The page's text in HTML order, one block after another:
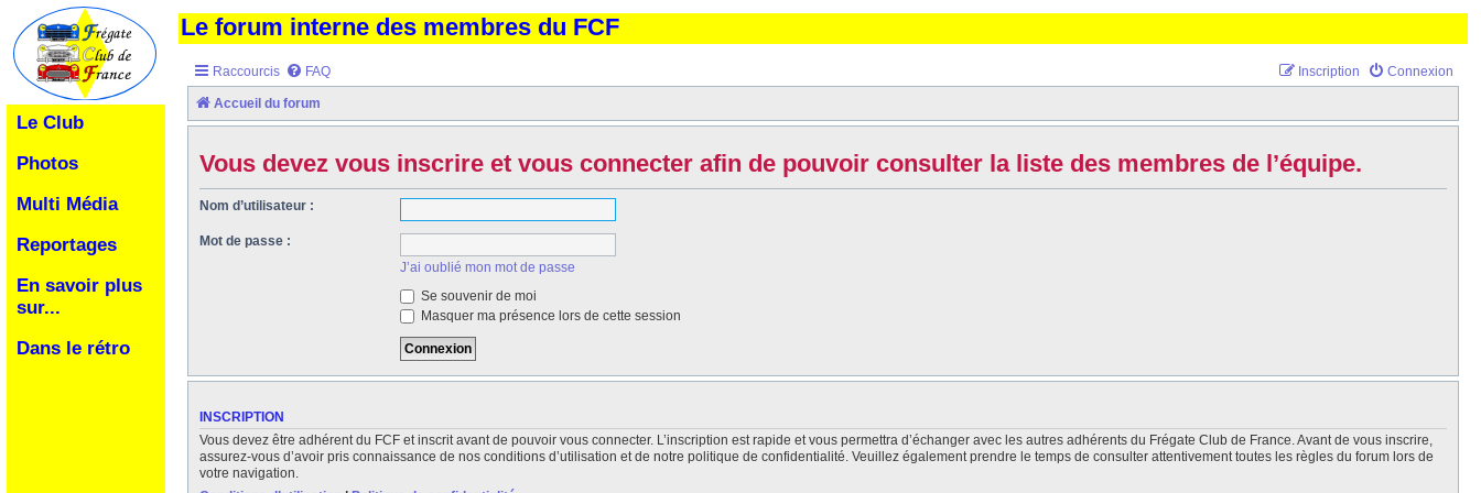
Le Club
Photos
Multi Média
Reportages
En savoir plus
sur...
Dans le rétro
Le forum interne des membres du FCF
Raccourcis FAQ Connexion
Inscription
Accueil du forum
Vous devez vous inscrire et vous connecter afin de pouvoir consulter la liste des membres de l’équipe.
Nom d’utilisateur :
Mot de passe :
J’ai oublié mon mot de passe
Se souvenir de moi
Masquer ma présence lors de cette session
INSCRIPTION
Vous devez être adhérent du FCF et inscrit avant de pouvoir vous connecter. L’inscription est rapide et vous permettra d’échanger avec les autres adhérents du Frégate Club de France. Avant de vous inscrire,
assurez-vous d’avoir pris connaissance de nos conditions d’utilisation et de notre politique de confidentialité. Veuillez également prendre le temps de consulter attentivement toutes les règles du forum lors de
votre navigation.